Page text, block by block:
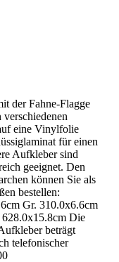
der Fahne-Flagge
eine Vinylfolie
für einen
Aufkleber sind
geeignet. Den
können Sie als
bestellen:
Gr. 310.0x6.6cm
Die
beträgt
telefonischer